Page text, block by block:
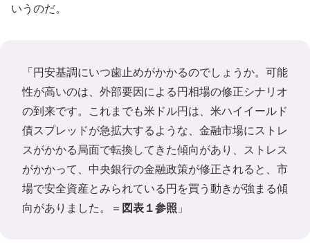
いうのだ。
「円安基調にいつ歯止めがかかるのでしょうか。可能
性が高いのは、外部要因による円相場の修正シナリオ
の到来です。これまでも米ドル円は、米ハイイールド
債スプレッドが急拡大するような、金融市場にストレ
スがかかる局面で転換してきた傾向があり、ストレス
がかかって、中央銀行の金融政策が修正されると、市
場で安全資産とみられている円を買う動きが強まる傾
向がありました。＝ 図表１参照 」